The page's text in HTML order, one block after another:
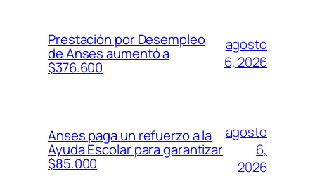
Prestación por Desempleo
de Anses aumentó a
$376.600
agosto
6, 2026
Anses paga un refuerzo a la
Ayuda Escolar para garantizar
$85.000
agosto
6,
2026